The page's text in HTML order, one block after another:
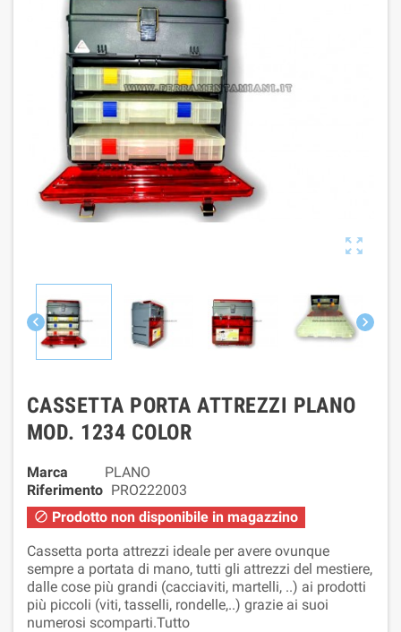

 
CASSETTA PORTA ATTREZZI PLANO
MOD. 1234 COLOR
Marca
PLANO
Riferimento PRO222003
 Prodotto non disponibile in magazzino
Cassetta porta attrezzi ideale per avere ovunque
sempre a portata di mano, tutti gli attrezzi del mestiere,
dalle cose più grandi (cacciaviti, martelli, ..) ai prodotti
più piccoli (viti, tasselli, rondelle,..) grazie ai suoi
numerosi scomparti.Tutto